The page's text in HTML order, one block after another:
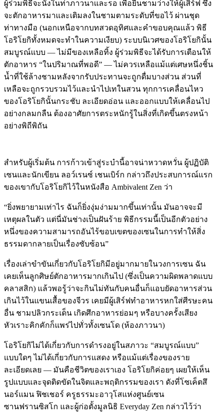
ผู้ร่วมพิธีจะนั่งในท่าภาวนาและรอ เพื่อยื่นชามว่างให้ผู้เสิร์ฟ ซึ่ง
จะตักอาหารมาและเติมลงในชามตามระดับที่ขอไว้ ผ่านชุด
ท่าทางมือ (นอกเหนือจากบทสวดอุทิศและคำขอบคุณแล้ว พิธี
โอริโยกิทั้งหมดจะทำในความเงียบ) ระบบนิเวศของโอริโยกินั้น
สมบูรณ์แบบ — ไม่มีของเหลือทิ้ง ผู้ร่วมพิธีจะได้รับการเตือนให้
ตักอาหาร “ในปริมาณที่พอดี” — ไม่ควรเหลือแม้แต่เศษหนึ่งชิ้น
น้ำที่ใช้ล้างชามหลังจากรับประทานจะถูกดื่มบางส่วน ส่วนที่
เหลือจะถูกรวบรวมไว้และนำไปเทในสวน ทุกการเคลื่อนไหว
ของโอริโยกินั้นกระชับ ละเอียดอ่อน และออกแบบให้เคลื่อนไป
อย่างกลมกลืน ต้องอาศัยการตระหนักรู้ในสิ่งที่เกิดขึ้นตรงหน้า
อย่างพิถีพิถัน
สำหรับผู้เริ่มต้น การก้าวเข้าสู่ระบำนี้อาจน่าหวาดหวั่น ผู้ปฏิบัติ
เซนและนักเขียน ลอว์เรนซ์ เชนเบิร์ก กล่าวถึงประสบการณ์แรก
ของเขากับโอริโยกิไว้ในหนังสือ Ambivalent Zen ว่า
“ยิ่งพยายามเท่าไร ฉันก็ยิ่งงุ่มง่ามมากขึ้นเท่านั้น มันอาจจะมี
เหตุผลในตัว แต่นี่มันช่างเป็นฝันร้าย พิธีกรรมนี้เป็นอีกตัวอย่าง
หนึ่งของความสามารถอันไร้ขอบเขตของเซนในการทำให้สิ่ง
ธรรมดากลายเป็นเรื่องซับซ้อน”
เรื่องเล่าขำขันเกี่ยวกับโอริโยกิมีอยู่มากมายในวงการเซน ฉัน
เคยเห็นลูกศิษย์ตักอาหารมากเกินไป (ซึ่งเป็นความผิดพลาดแบบ
คลาสสิก) แล้วพอรู้ว่าจะกินไม่ทันกับคนอื่นก็แอบยัดอาหารส่วน
เกินไว้ในแขนเสื้อของจีวร เคยมีผู้เสิร์ฟทำอาหารหกใส่ศีรษะคน
อื่น ชามปลิวกระเด็น เกิดศึกอาหารย่อมๆ หรือบางครั้งเสียง
หัวเราะคิกคักก็แพร่ไปทั่วทั้งเซนโด (ห้องภาวนา)
โอริโยกิไม่ได้เกี่ยวกับการดำรงอยู่ในสภาวะ “สมบูรณ์แบบ”
แบบใดๆ ไม่ได้เกี่ยวกับการแสดง หรือแม้แต่เรื่องของราย
ละเอียดเลย — มันคือชีวิตของเราเอง โอริโยกิค่อยๆ เผยให้เห็น
รูปแบบและจุดติดขัดในจิตและพฤติกรรมของเรา ดังที่โซเค็ตสึ
นอร์แมน ฟิชเชอร์ ครูธรรมะอาวุโสแห่งศูนย์เซน
ซานฟรานซิสโก และผู้ก่อตั้งมูลนิธิ Everyday Zen กล่าวไว้ว่า